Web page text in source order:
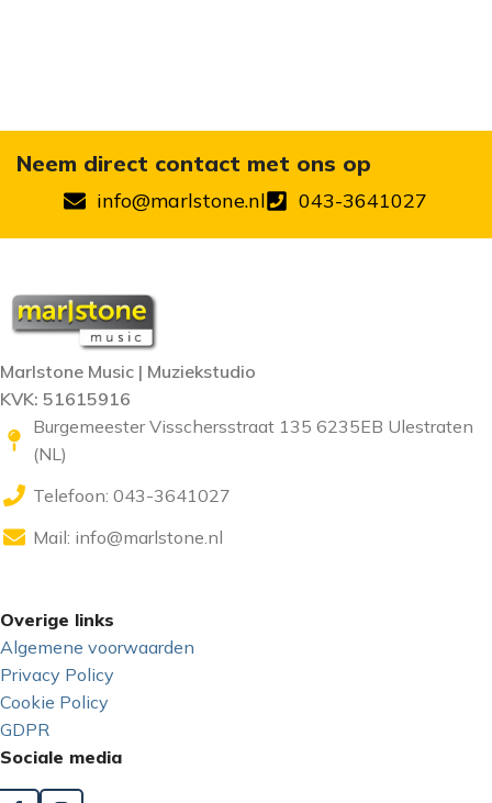
Neem direct contact met ons op
info@marlstone.nl 043-3641027
Marlstone Music | Muziekstudio
KVK: 51615916
Burgemeester Visschersstraat 135 6235EB Ulestraten
(NL)
Telefoon: 043-3641027
Mail: info@marlstone.nl
Overige links
Algemene voorwaarden
Privacy Policy
Cookie Policy
GDPR
Sociale media